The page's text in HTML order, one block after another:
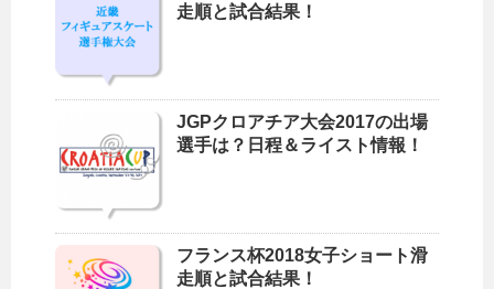
走順と試合結果！
JGPクロアチア大会2017の出場
選手は？日程＆ライスト情報！
フランス杯2018女子ショート滑
走順と試合結果！